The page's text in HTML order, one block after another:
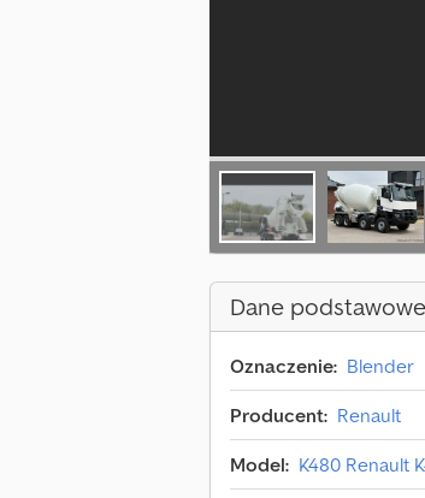
Dane podstawowe
Oznaczenie: Blender
Producent: Renault
Model: K480 Renault